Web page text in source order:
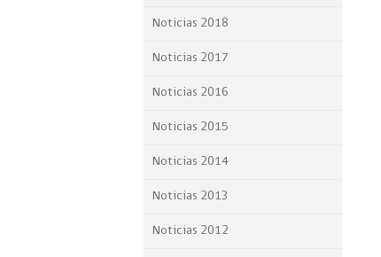
Noticias 2018
Noticias 2017
Noticias 2016
Noticias 2015
Noticias 2014
Noticias 2013
Noticias 2012